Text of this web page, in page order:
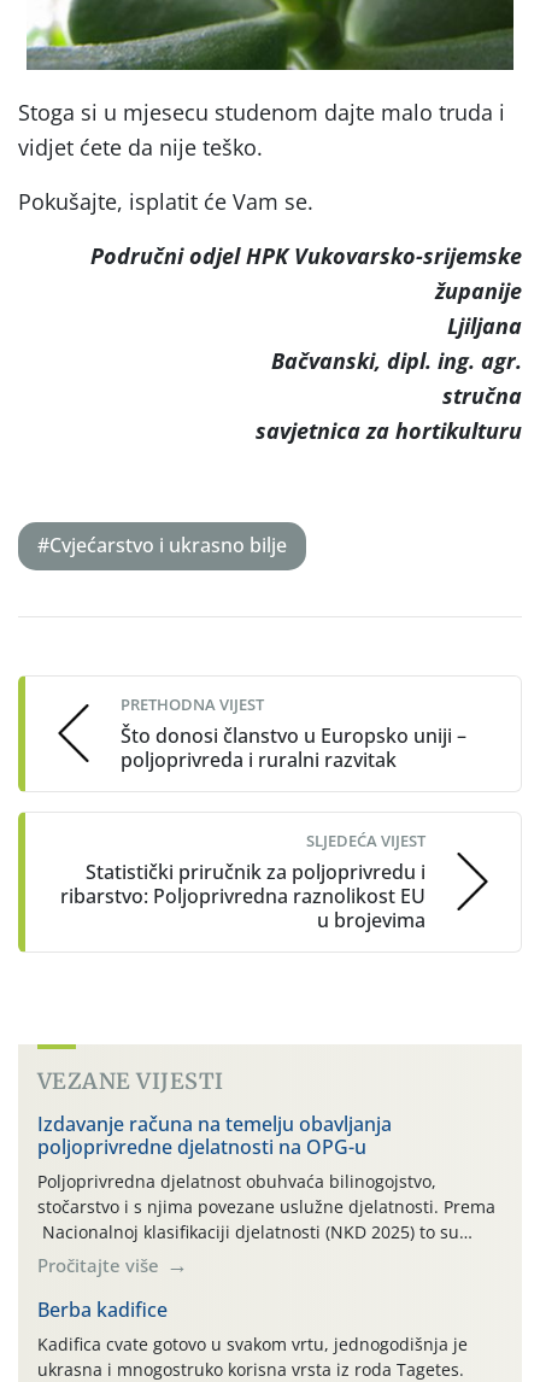
Stoga si u mjesecu studenom dajte malo truda i
vidjet ćete da nije teško.
Pokušajte, isplatit će Vam se.
Područni odjel HPK Vukovarsko-srijemske
županije
Ljiljana
Bačvanski, dipl. ing. agr.
stručna
savjetnica za hortikulturu
#Cvjećarstvo i ukrasno bilje
navigation
PRETHODNA VIJEST
Što donosi članstvo u Europsko uniji –
poljoprivreda i ruralni razvitak
SLJEDEĆA VIJEST
Statistički priručnik za poljoprivredu i
ribarstvo: Poljoprivredna raznolikost EU
u brojevima
VEZANE VIJESTI
Izdavanje računa na temelju obavljanja
poljoprivredne djelatnosti na OPG-u
Poljoprivredna djelatnost obuhvaća bilinogojstvo,
stočarstvo i s njima povezane uslužne djelatnosti. Prema
Nacionalnoj klasifikaciji djelatnosti (NKD 2025) to su
skupne 01.1, 01.2, 01.3, 01.4, 01.5 i 01.6. Djelatnost
prerade poljoprivrednih proizvoda je svako djelovanje na
poljoprivredni proizvod čiji je rezultat proizvod koji
također može biti poljoprivredni proizvod poput npr.
maslinovog ulja, bučinog ulja, vino od […]
Pročitajte više
Berba kadifice
Kadifica cvate gotovo u svakom vrtu, jednogodišnja je
ukrasna i mnogostruko korisna vrsta iz roda Tagetes.